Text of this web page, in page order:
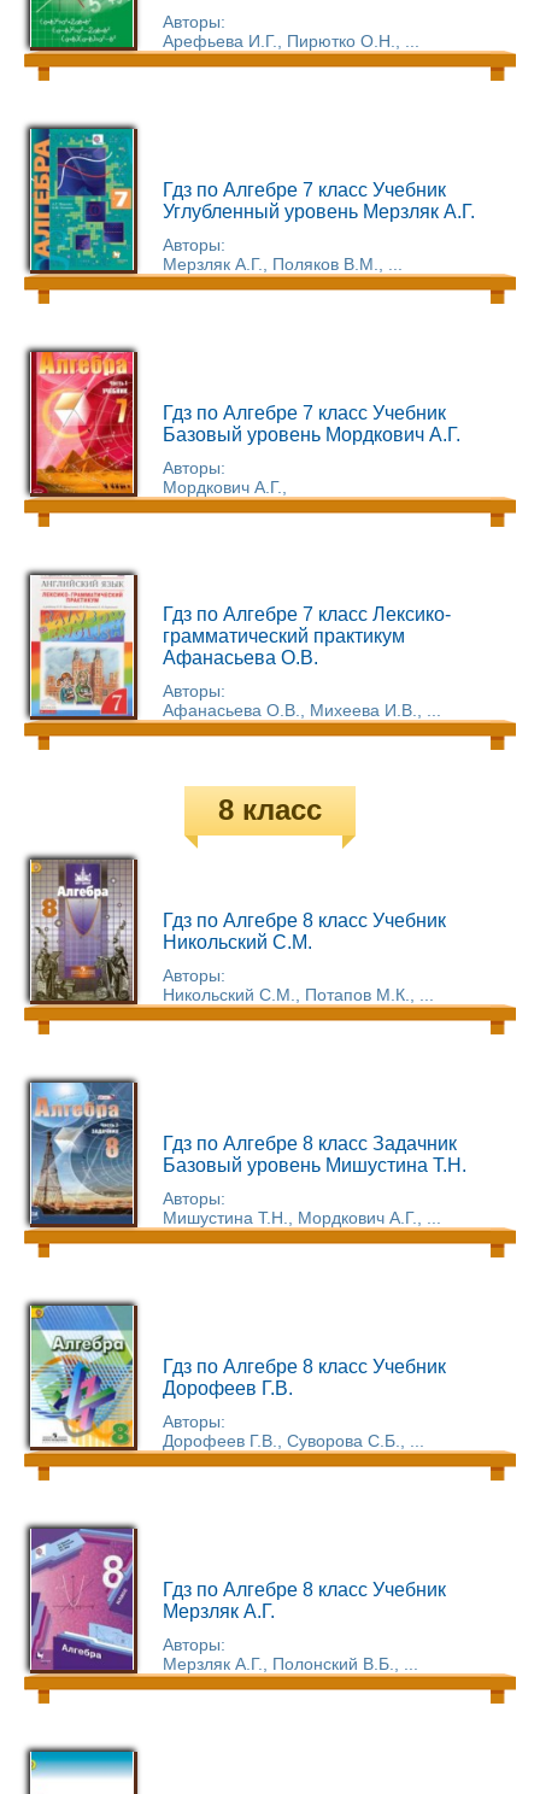
Авторы:
Арефьева И.Г., Пирютко О.Н., ...
Гдз по Алгебре 7 класс Учебник
Углубленный уровень Мерзляк А.Г.
Авторы:
Мерзляк А.Г., Поляков В.М., ...
Гдз по Алгебре 7 класс Учебник
Базовый уровень Мордкович А.Г.
Авторы:
Мордкович А.Г.,
Гдз по Алгебре 7 класс Лексико-
грамматический практикум
Афанасьева О.В.
Авторы:
Афанасьева О.В., Михеева И.В., ...
8 класс
Гдз по Алгебре 8 класс Учебник
Никольский С.М.
Авторы:
Никольский С.М., Потапов М.К., ...
Гдз по Алгебре 8 класс Задачник
Базовый уровень Мишустина Т.Н.
Авторы:
Мишустина Т.Н., Мордкович А.Г., ...
Гдз по Алгебре 8 класс Учебник
Дорофеев Г.В.
Авторы:
Дорофеев Г.В., Суворова С.Б., ...
Гдз по Алгебре 8 класс Учебник
Мерзляк А.Г.
Авторы:
Мерзляк А.Г., Полонский В.Б., ...